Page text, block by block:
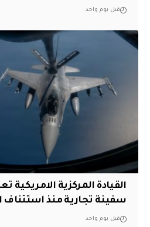
قبل يوم واحد
سفينة تجارية منذ استئناف
قبل يوم واحد